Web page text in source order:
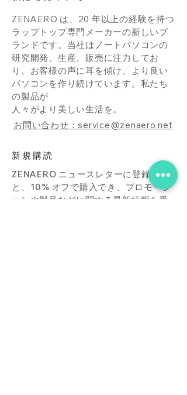
ZENAERO は、20 年以上の経験を持つ
ラップトップ専門メーカーの新しいブ
ランドです。当社はノートパソコンの
研究開発、生産、販売に注力してお
り、お客様の声に耳を傾け、より良い
パソコンを作り続けています。私たち
の製品が
人々がより美しい生活を。
お問い合わせ：service@zenaero.net
新規購読
ZENAERO ニュースレターに登録する
と、10% オフで購入でき、プロモーシ
ョンや製品などに関する最新情報を受